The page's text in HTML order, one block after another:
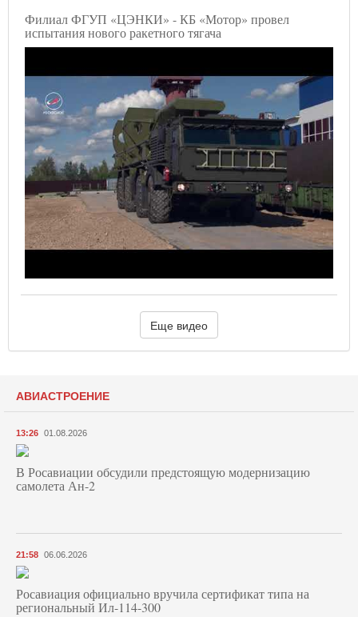
Филиал ФГУП «ЦЭНКИ» - КБ «Мотор» провел
испытания нового ракетного тягача
Еще видео
АВИАСТРОЕНИЕ
13:26 01.08.2026
В Росавиации обсудили предстоящую модернизацию
самолета Ан-2
21:58 06.06.2026
Росавиация официально вручила сертификат типа на
региональный Ил-114-300